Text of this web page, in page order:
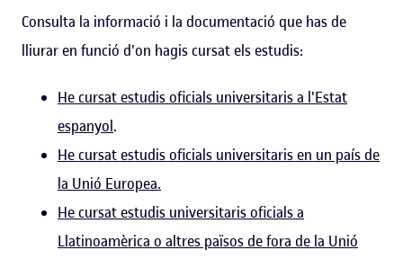
Consulta la informació i la documentació que has de
lliurar en funció d'on hagis cursat els estudis:
He cursat estudis oficials universitaris a l'Estat
espanyol.
He cursat estudis oficials universitaris en un país de
la Unió Europea.
He cursat estudis universitaris oficials a
Llatinoamèrica o altres països de fora de la Unió